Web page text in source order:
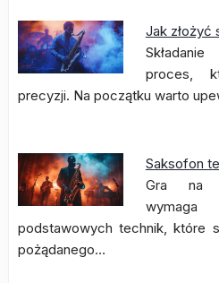
Jak złożyć
proces,
precyzji. Na początku warto
Saksofon
Gra na
podstawowych technik, które
pożądanego…